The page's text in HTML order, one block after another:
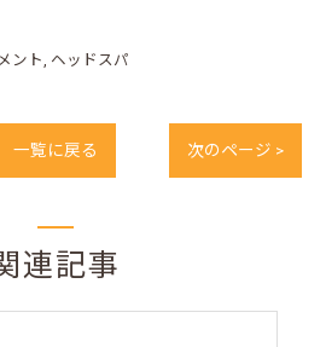
ント ヘッドスパ
一覧に戻る 次のページ >
連記事